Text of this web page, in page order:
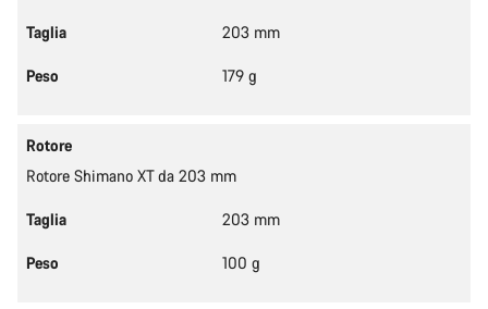
Taglia 203 mm
Peso 179 g
Rotore
Rotore Shimano XT da 203 mm
Taglia 203 mm
Peso 100 g